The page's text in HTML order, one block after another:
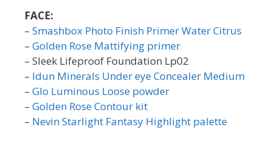
FACE:
– Smashbox Photo Finish Primer Water Citrus
– Golden Rose Mattifying primer
– Sleek Lifeproof Foundation Lp02
– Idun Minerals Under eye Concealer Medium
– Glo Luminous Loose powder
– Golden Rose Contour kit
– Nevin Starlight Fantasy Highlight palette